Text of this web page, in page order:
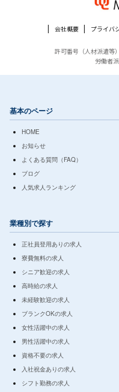
会社概要 プライバ
許可番号（人材派遣等
労働者
基本のページ
HOME
お知らせ
よくある質問（FAQ）
ブログ
人気求人ランキング
業種別で探す
正社員登用ありの求人
寮費無料の求人
シニア歓迎の求人
高時給の求人
未経験歓迎の求人
ブランクOKの求人
女性活躍中の求人
男性活躍中の求人
資格不要の求人
入社祝金ありの求人
シフト勤務の求人